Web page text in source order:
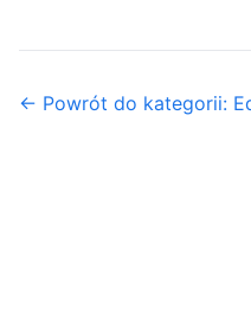
← Powrót do kategorii: